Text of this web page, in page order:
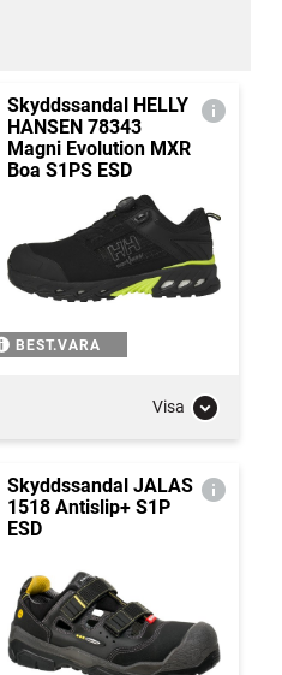
Skyddssandal HELLY
HANSEN 78343
Magni Evolution MXR
Boa S1PS ESD
BEST.VARA
Visa
Skyddssandal JALAS
1518 Antislip+ S1P
ESD